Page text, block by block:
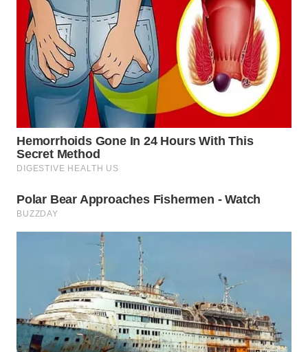
WAHANA
KONSUMEN
WAHANA
LISTRIK
WAHANA
TRAVEL
WAHANA
WAHANANEWS
CO ID
WAHANANEWS
NET